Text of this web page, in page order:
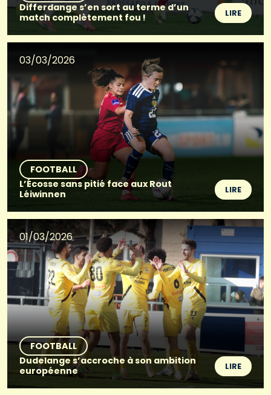
Differdange s’en sort au terme d’un
match complètement fou !
LIRE
03/03/2026
FOOTBALL
L’Écosse sans pitié face aux Rout
Léiwinnen
LIRE
01/03/2026
FOOTBALL
Dudelange s’accroche à son ambition
européenne
LIRE